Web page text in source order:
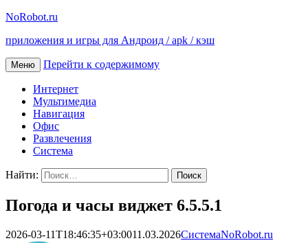
NoRobot.ru
приложения и игры для Андроид / apk / кэш
Меню Перейти к содержимому
Интернет
Мультимедиа
Навигация
Офис
Развлечения
Система
Найти:
Погода и часы виджет 6.5.5.1
2026-03-11T18:46:35+03:0011.03.2026СистемаNoRobot.ru